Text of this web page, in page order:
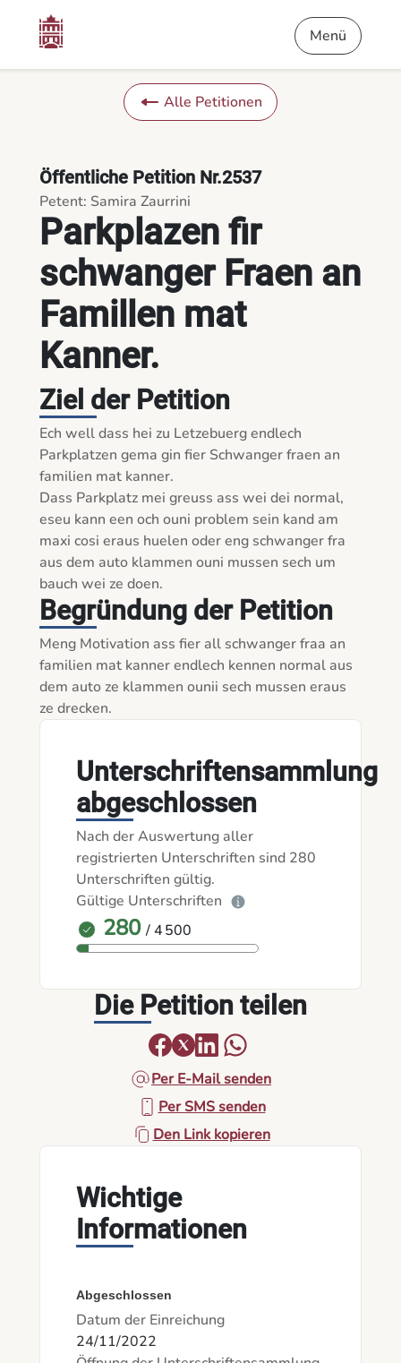
Parkplazen fir schwanger Fraen an Famillen mat Kanner. -
Menü
Alle Petitionen
Parkplazen fir
schwanger Fraen an
Famillen mat
Kanner.
Öffentliche Petition Nr.2537
Petent: Samira Zaurrini
Ziel der Petition
Ech well dass hei zu Letzebuerg endlech
Parkplatzen gema gin fier Schwanger fraen an
familien mat kanner.
Dass Parkplatz mei greuss ass wei dei normal,
eseu kann een och ouni problem sein kand am
maxi cosi eraus huelen oder eng schwanger fra
aus dem auto klammen ouni mussen sech um
bauch wei ze doen.
Begründung der Petition
Meng Motivation ass fier all schwanger fraa an
familien mat kanner endlech kennen normal aus
dem auto ze klammen ounii sech mussen eraus
ze drecken.
Unterschriftensammlung
abgeschlossen
Nach der Auswertung aller
registrierten Unterschriften sind 280
Unterschriften gültig.
Gültige Unterschriften
280 / 4 500
Die Petition teilen
Per E-Mail senden
Per SMS senden
Den Link kopieren
Wichtige
Informationen
Abgeschlossen
Datum der Einreichung
24/11/2022